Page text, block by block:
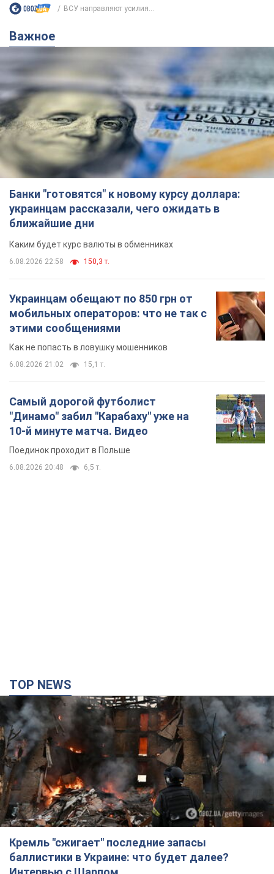
ВСУ направляют усилия...
Важное
Банки "готовятся" к новому курсу доллара:
украинцам рассказали, чего ожидать в
ближайшие дни
Каким будет курс валюты в обменниках
6.08.2026 22:58 150,3 т.
Украинцам обещают по 850 грн от
мобильных операторов: что не так с
этими сообщениями
Как не попасть в ловушку мошенников
6.08.2026 21:02 15,1 т.
Самый дорогой футболист
"Динамо" забил "Карабаху" уже на
10-й минуте матча. Видео
Поединок проходит в Польше
6.08.2026 20:48 6,5 т.
TOP NEWS
Кремль "сжигает" последние запасы
баллистики в Украине: что будет далее?